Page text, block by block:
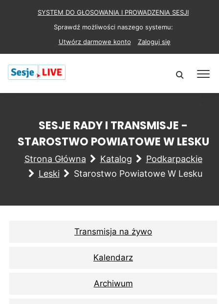
SYSTEM DO GŁOSOWANIA I PROWADZENIA SESJI
Sprawdź możliwości naszego systemu:
Utwórz darmowe konto
Zaloguj się
SESJE RADY I TRANSMISJE -
STAROSTWO POWIATOWE W LESKU
Strona Główna Katalog
Podkarpackie
Leski
Starostwo Powiatowe W Lesku
Transmisja na żywo
Kalendarz
Archiwum